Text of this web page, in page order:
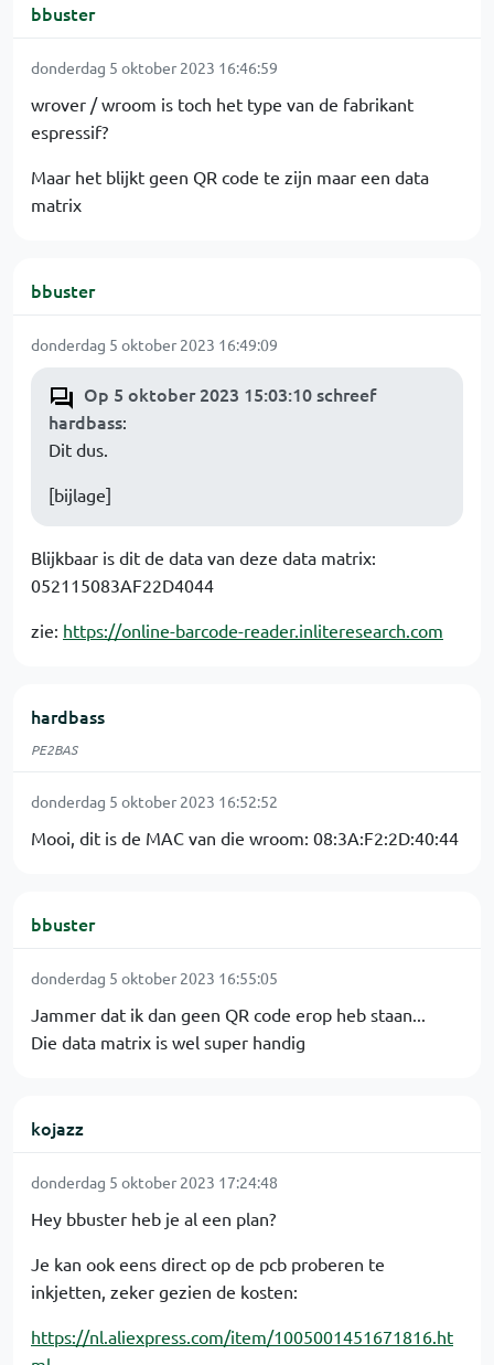
bbuster
donderdag 5 oktober 2023 16:46:59
wrover / wroom is toch het type van de fabrikant
espressif?
Maar het blijkt geen QR code te zijn maar een data
matrix
bbuster
donderdag 5 oktober 2023 16:49:09
Op 5 oktober 2023 15:03:10 schreef
hardbass:
Dit dus.
[bijlage]
Blijkbaar is dit de data van deze data matrix:
052115083AF22D4044
zie: https://online-barcode-reader.inliteresearch.com
hardbass
PE2BAS
donderdag 5 oktober 2023 16:52:52
Mooi, dit is de MAC van die wroom: 08:3A:F2:2D:40:44
bbuster
donderdag 5 oktober 2023 16:55:05
Jammer dat ik dan geen QR code erop heb staan...
Die data matrix is wel super handig
kojazz
donderdag 5 oktober 2023 17:24:48
Hey bbuster heb je al een plan?
Je kan ook eens direct op de pcb proberen te
inkjetten, zeker gezien de kosten:
https://nl.aliexpress.com/item/1005001451671816.ht